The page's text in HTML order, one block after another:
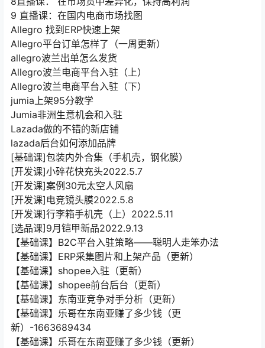
9 直播课：在国内电商市场找图
Allegro 找到ERP快速上架
Allegro平台订单怎样了（一周更新）
allegro波兰出单怎么发货
Allegro波兰电商平台入驻（上）
Allegro波兰电商平台入驻（下）
jumia上架95分教学
Jumia非洲生意机会和入驻
Lazada做的不错的新店铺
lazada后台如何添加品牌
[基础课]包装内外合集（手机壳，钢化膜）
[开发课]小碎花快充头2022.5.7
[开发课]案例30元太空人风扇
[开发课]电竞镜头膜2022.5.8
[开发课]行李箱手机壳（上）2022.5.11
[选品课]9月铠甲新品2022.9.13
【基础课】B2C平台入驻策略——聪明人走笨办法
【基础课】ERP采集图片和上架产品（更新）
【基础课】shopee入驻（更新）
【基础课】shopee前台后台（更新）
【基础课】东南亚竞争对手分析（更新）
【基础课】乐哥在东南亚赚了多少钱（更
新）-1663689434
【基础课】乐哥在东南亚赚了多少钱（更新）